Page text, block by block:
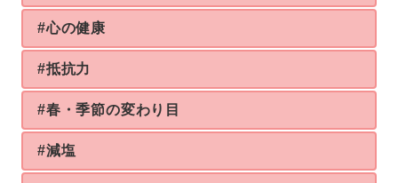
#心の健康
#抵抗力
#春・季節の変わり目
#減塩